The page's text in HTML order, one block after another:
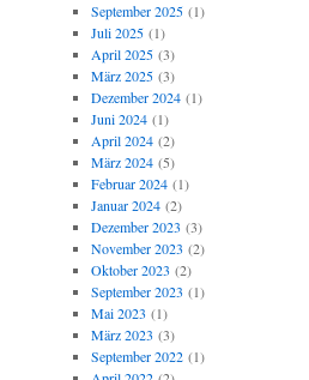
September 2025(1)
Juli 2025(1)
April 2025(3)
März 2025(3)
Dezember 2024(1)
Juni 2024(1)
April 2024(2)
März 2024(5)
Februar 2024(1)
Januar 2024(2)
Dezember 2023 (3)
November 2023 (2)
Oktober 2023 (2)
September 2023 (1)
Mai 2023 (1)
März 2023 (3)
September 2022(1)